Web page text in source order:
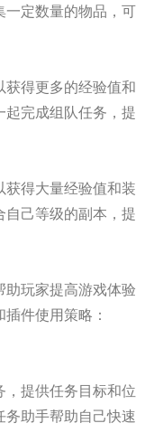
一定数量的物品，可
得更多的经验值和
完成组队任务，提
得大量经验值和装
己等级的副本，提
助玩家提高游戏体验
件使用策略：
提供任务目标和位
助手帮助自己快速